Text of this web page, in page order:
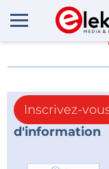
En savoir
Inscrivez-
d'information